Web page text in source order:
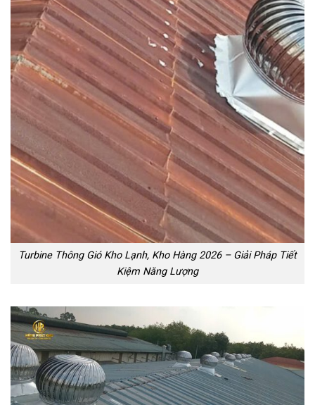
Turbine Thông Gió Kho Lạnh, Kho Hàng 2026 – Giải Pháp Tiết
Kiệm Năng Lượng